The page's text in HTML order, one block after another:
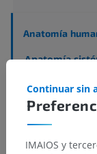
Anatomía
Anatomía
Prosencéfalo;
Tálamo>
Estructuras
Continuar sin
IMAIOS y